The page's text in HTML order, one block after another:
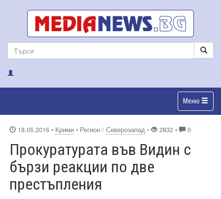
Меню
18.05.2016 • Крими • Регион / Северозапад • 2832 • 0
Прокуратурата във Видин с
бързи реакции по две
престъпления